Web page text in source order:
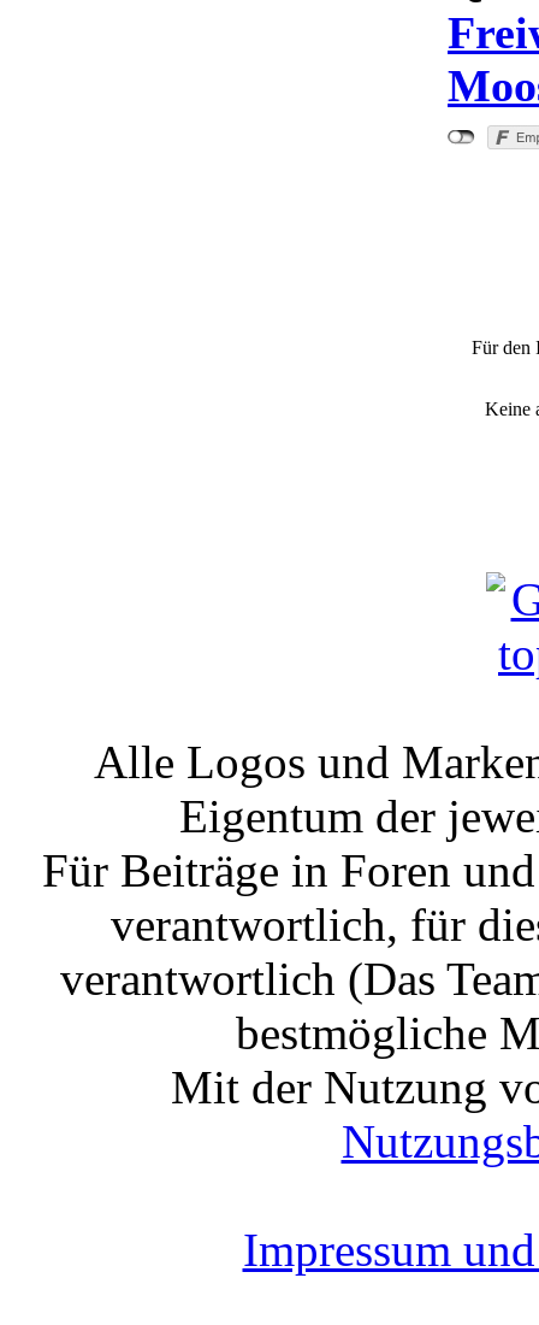
Für den
Keine
Alle Logos und
Eigentum der
Für Beiträge in Foren
verantwortlich, für
verantwortlich (Das
bestmögliche
Mit der Nutzung
Impressum